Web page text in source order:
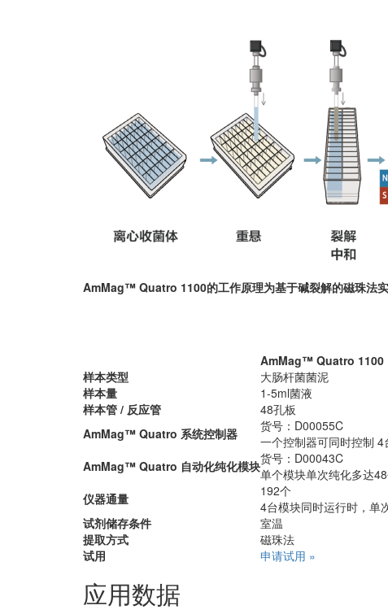
AmMag™ Quatro 1100的工作原理为基于碱裂解的磁珠法
AmMag™ Quatro 1100
样本类型
大肠杆菌菌泥
样本量
1-5ml菌液
样本管 / 反应管
48孔板
AmMag™ Quatro 系统控制器
货号：D00055C
一个控制器可同时控制
AmMag™ Quatro 自动化纯化模块货号：D00043C
单个模块单次纯化多达
仪器通量
192个
4台模块同时运行时，单
试剂储存条件
室温
提取方式
磁珠法
试用
申请试用 »
应用数据